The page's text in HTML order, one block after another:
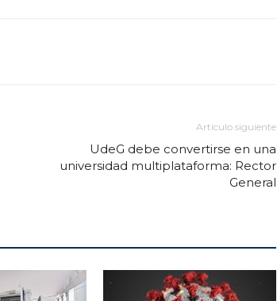
Artículo siguiente
UdeG debe convertirse en una
universidad multiplataforma: Rector
General